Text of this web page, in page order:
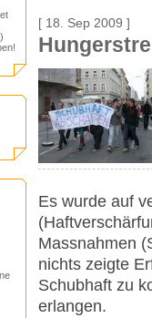
[ 18. Sep 2009 ]
Es wurde auf
Massnahmen
nichts zeigte
Schubhaft zu
erlangen.